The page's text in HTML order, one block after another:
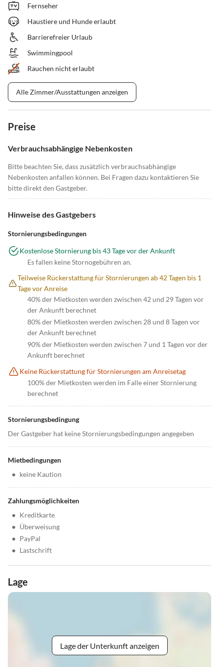
Fernseher
Haustiere und Hunde erlaubt
Barrierefreier Urlaub
Swimmingpool
Rauchen nicht erlaubt
Alle Zimmer/Ausstattungen anzeigen
Preise
Verbrauchsabhängige Nebenkosten
Bitte beachten Sie, dass zusätzlich verbrauchsabhängige
Nebenkosten anfallen können. Bei Fragen dazu kontaktieren Sie
bitte direkt den Gastgeber.
Hinweise des Gastgebers
Stornierungsbedingungen
Kostenlose Stornierung bis 43 Tage vor der Ankunft
Es fallen keine Stornogebühren an.
Teilweise Rückerstattung für Stornierungen ab 42 Tagen bis 1
Tage vor Anreise
40% der Mietkosten werden zwischen 42 und 29 Tagen vor
der Ankunft berechnet
80% der Mietkosten werden zwischen 28 und 8 Tagen vor
der Ankunft berechnet
90% der Mietkosten werden zwischen 7 und 1 Tagen vor der
Ankunft berechnet
Keine Rückerstattung für Stornierungen am Anreisetag
100% der Mietkosten werden im Falle einer Stornierung
berechnet
Stornierungsbedingung
Der Gastgeber hat keine Stornierungsbedingungen angegeben
Mietbedingungen
• keine Kaution
Zahlungsmöglichkeiten
• Kreditkarte
• Überweisung
• PayPal
• Lastschrift
Lage
Lage der Unterkunft anzeigen